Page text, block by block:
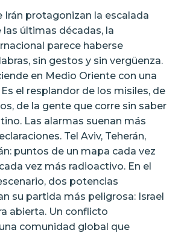
Irán protagonizan la escalada
últimas décadas, la
parece haberse
sin gestos y sin vergüenza.
en Medio Oriente con una
el resplandor de los misiles, de
de la gente que corre sin saber
Las alarmas suenan más
Tel Aviv, Teherán,
puntos de un mapa cada vez
vez más radioactivo. En el
dos potencias
su partida más peligrosa: Israel
abierta. Un conflicto
comunidad global que